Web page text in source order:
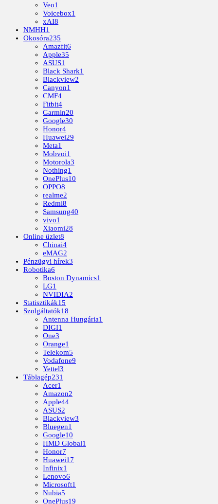
Veo1
Voicebox1
xAI8
NMHH1
Okosóra235
Amazfit6
Apple35
ASUS1
Black Shark1
Blackview2
Canyon1
CMF4
Fitbit4
Garmin20
Google30
Honor4
Huawei29
Meta1
Mobvoi1
Motorola3
Nothing1
OnePlus10
OPPO8
realme2
Redmi8
Samsung40
vivo1
Xiaomi28
Online üzlet8
Chinai4
eMAG2
Pénzügyi hírek3
Robotika6
Boston Dynamics1
LG1
NVIDIA2
Statisztikák15
Szolgáltatók18
Antenna Hungária1
DIGI1
One3
Orange1
Telekom5
Vodafone9
Yettel3
Táblagép231
Acer1
Amazon2
Apple44
ASUS2
Blackview3
Bluegen1
Google10
HMD Global1
Honor7
Huawei17
Infinix1
Lenovo6
Microsoft1
Nubia5
OnePlus19